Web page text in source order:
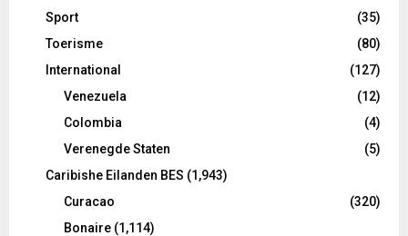
Sport
(35)
Toerisme
(80)
International
(127)
Venezuela
(12)
Colombia
(4)
Verenegde Staten
(5)
Caribishe Eilanden BES (1,943)
Curacao
(320)
Bonaire (1,114)